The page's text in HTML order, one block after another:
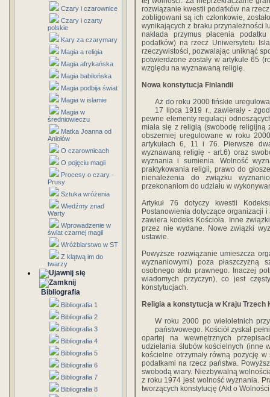
Czary i czarownice
Czary i czarty
polskie
Kary za czarymary
Magia a religia
Magia afrykańska
Magia babilońska
Magia podbija świat
Magia w islamie
Magia w
średniowieczu
Matka Joanna od
Aniołów
O czarownicach
O pojęciu magii
Procesy o czary -
Prusy
Sztuka wróżenia
Wiedźmy znad
Warty
Wprowadzenie w
świat czarnej magii
Wróżbiarstwo w ST
Z klątwą im do
twarzy
Bibliografia
Bibliografia 1
Bibliografia 2
Bibliografia 3
Bibliografia 4
Bibliografia 5
Bibliografia 6
Bibliografia 7
Bibliografia 8
rozwiązanie kwestii podatków na
zobligowani są ich członkowie,
wynikających z braku przynależności
nakłada przymus płacenia
podatków) na rzecz Uniwersytetu
rzeczywistości, pozwalając uniknąć
potwierdzone zostały w artykule 65
względu na wyznawaną religię.
Nowa konstytucja Finlandii
Aż do roku 2000 fińskie
17 lipca 1919 r., zawierały -
pewne elementy regulacji
miała się z religią (swobodę religijną
obszerniej uregulowane w roku
artykułach 6, 11 i 76. Pierwsze
wyznawaną religię - art.6) oraz
wyznania i sumienia. Wolność
praktykowania religii, prawo do
nienależenia do związku
przekonaniom do udziału w
Artykuł 76 dotyczy kwestii
Postanowienia dotyczące organizacji
zawiera kodeks Kościoła. Inne
przez nie wydane. Nowe związki
ustawie.
Powyższe rozwiązanie umieszcza
wyznaniowymi) poza płaszczyzną
osobnego aktu prawnego. Inaczej
wiadomych przyczyn), co jest
konstytucjach.
Religia a konstytucja w Kraju Trzech
W roku 2000 po wieloletnich
państwowego. Kościół zyskał
opartej na wewnętrznych
udzielania ślubów kościelnych (inne
kościelne otrzymały równą pozycję
podatkami na rzecz państwa.
swobodą wiary. Niezbywalną
z roku 1974 jest wolność wyznania.
tworzących konstytucję (Akt o